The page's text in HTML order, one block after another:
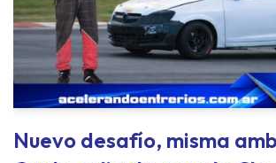
Nuevo desafío, misma